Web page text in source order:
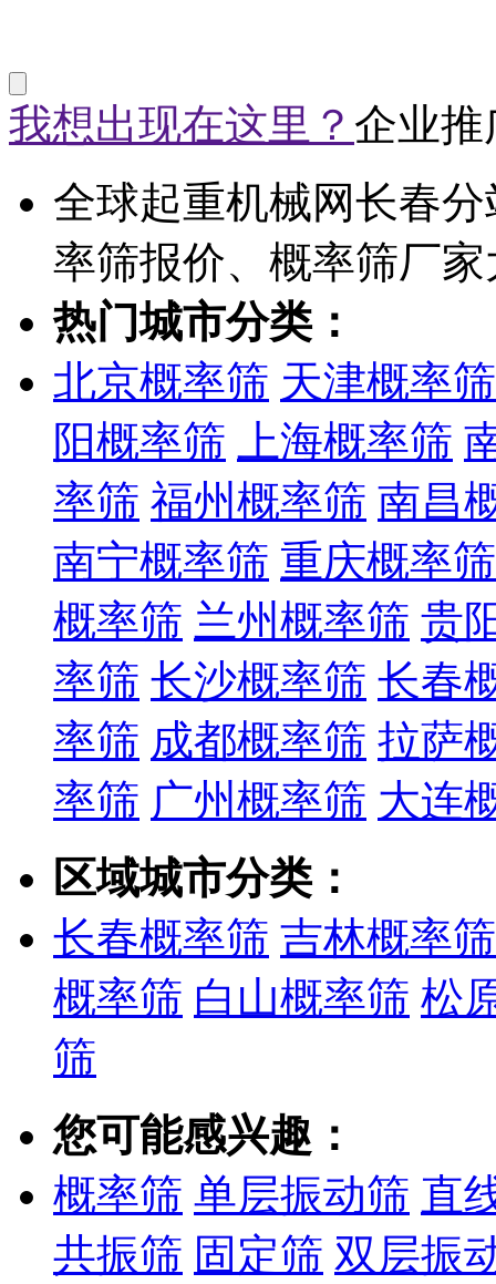
我想出现在这里？ 企业推
全球起重机械网长春
率筛报价、概率筛厂
热门城市分类：
北京概率筛 天津概率筛
阳概率筛
上海概率筛
率筛 福州概率筛 南昌
南宁概率筛 重庆概率筛
概率筛 兰州概率筛 贵
率筛 长沙概率筛 长春
率筛 成都概率筛 拉萨
率筛 广州概率筛 大连
区域城市分类：
长春概率筛 吉林概率筛
概率筛 白山概率筛 松
筛
您可能感兴趣：
概率筛 单层振动筛 直
共振筛 固定筛 双层振